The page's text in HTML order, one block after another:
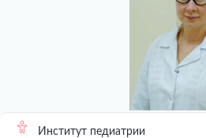
Институт педиатрии